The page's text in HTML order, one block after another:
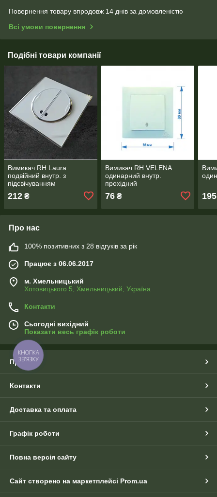
Повернення товару впродовж 14 днів за домовленістю
Всі умови повернення
Подібні товари компанії
Вимикач RH Laura
подвійний внутр. з
підсвічуванням
212 ₴
Вимикач RH VELENA
одинарний внутр.
прохідний
76₴ 195
Про нас
100% позитивних з 28 відгуків за рік
Працює з 06.06.2017
м. Хмельницький
Хотовицького 5, Хмельницький, Україна
Контакти
Сьогодні вихідний
Показати весь графік роботи
Про нас
Контакти
Доставка та оплата
Графік роботи
Повна версія сайту
Сайт створено на маркетплейсі Prom.ua
КНОПКА
ЗВ'ЯЗКУ